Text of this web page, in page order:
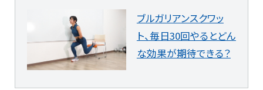
ブルガリアンスクワッ
ト、毎日30回やるとどん
な効果が期待できる？